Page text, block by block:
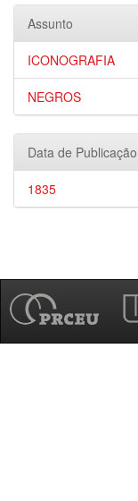
Assunto
ICONOGRAFIA
NEGROS
Data de Publicação
1835